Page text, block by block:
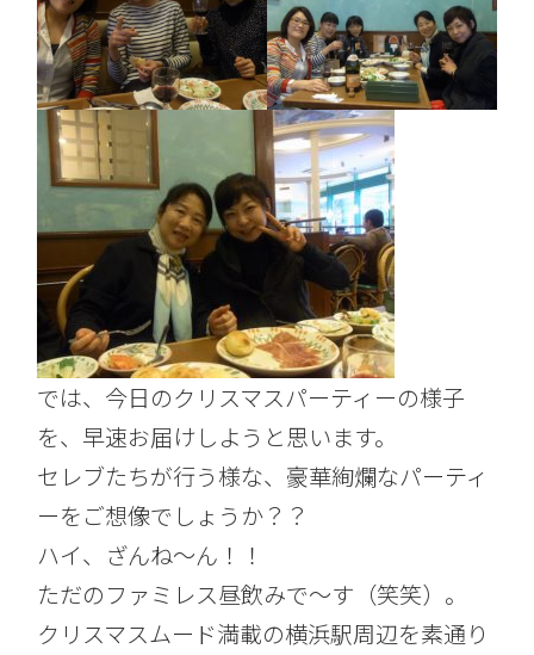
では、今日のクリスマスパーティーの様子
を、早速お届けしようと思います。
セレブたちが行う様な、豪華絢爛なパーティ
ーをご想像でしょうか？？
ハイ、ざんね～ん！！
ただのファミレス昼飲みで～す（笑笑）。
クリスマスムード満載の横浜駅周辺を素通り